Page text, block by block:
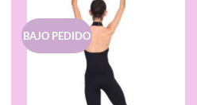
BAJO PEDIDO